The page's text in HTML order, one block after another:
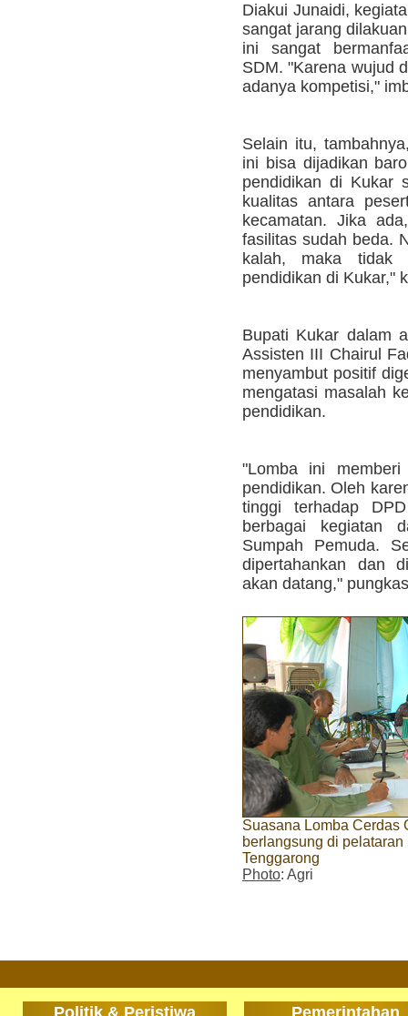
Diakui Junaidi,
sangat jarang
ini sangat
SDM. "Karena wujud
adanya kompetisi,"
Selain itu,
ini bisa dijadikan
pendidikan di Kukar
kualitas antara
kecamatan. Jika
fasilitas sudah beda.
kalah, maka tidak
pendidikan di Kukar,"
Bupati Kukar dalam
Assisten III Chairul
menyambut positif
mengatasi masalah
pendidikan.
"Lomba ini
pendidikan. Oleh
tinggi terhadap
berbagai kegiatan
Sumpah Pemuda.
dipertahankan dan
akan datang,"
Suasana Lomba Cerdas
berlangsung di
Tenggarong
Photo: Agri
Politik & Peristiwa Pemerintahan